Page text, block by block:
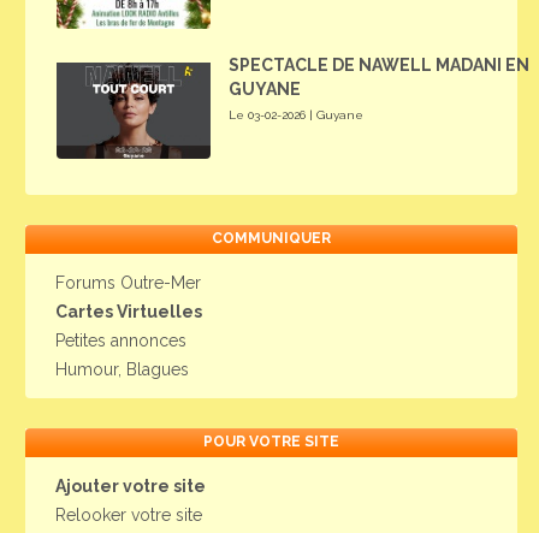
SPECTACLE DE NAWELL MADANI EN
GUYANE
Le 03-02-2026 | Guyane
COMMUNIQUER
Forums Outre-Mer
Cartes Virtuelles
Petites annonces
Humour, Blagues
POUR VOTRE SITE
Ajouter votre site
Relooker votre site